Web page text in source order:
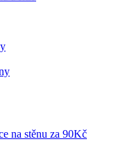
na stěnu za 90Kč